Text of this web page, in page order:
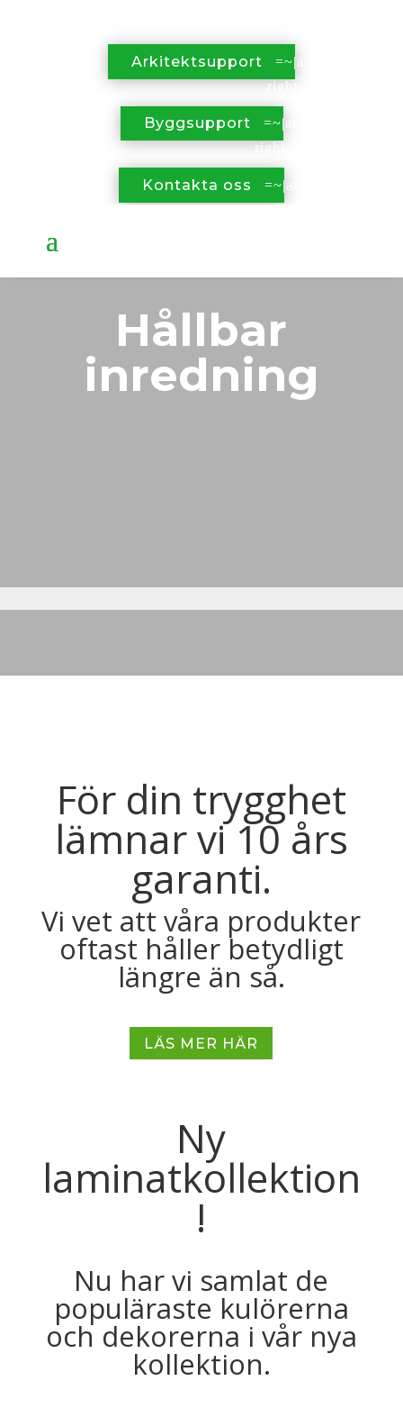
Arkitektsupport
Byggsupport
Kontakta oss
Hållbar
inredning
För din trygghet
lämnar vi 10 års
garanti.
Vi vet att våra produkter
oftast håller betydligt
längre än så.
LÄS MER HÄR
Ny
laminatkollektion
!
Nu har vi samlat de
populäraste kulörerna
och dekorerna i vår nya
kollektion.